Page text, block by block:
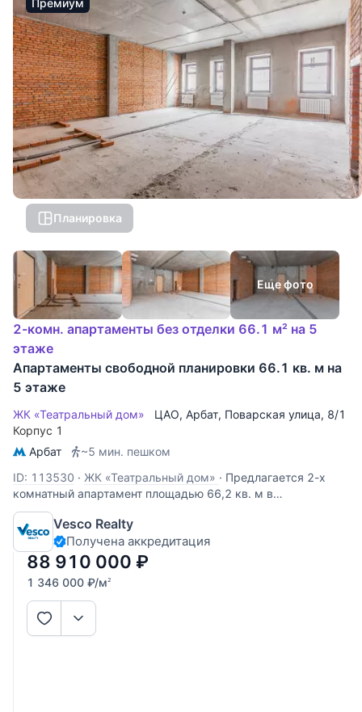
Планировка
Еще фото
2-комн. апартаменты без отделки 66.1 м² на 5
этаже
Апартаменты свободной планировки 66.1 кв. м на
5 этаже
ЖК «Театральный дом» ЦАО, Арбат, Поварская улица, 8/1
Корпус 1
Арбат
~5 мин. пешком
ID: 113530 · ЖК «Театральный дом» · Предлагается 2-х
комнатный апартамент площадью 66,2 кв. м в
премиальном жилом комплексе на Арбате «Театральный
дом». Апартамент расположен на 5-м этаже и имеет
свободную планировку. Возможный вариант зонирования
пространства: просторная кухня
Vesco Realty
Получена аккредитация
88 910 000 ₽
1 346 000 ₽/м2